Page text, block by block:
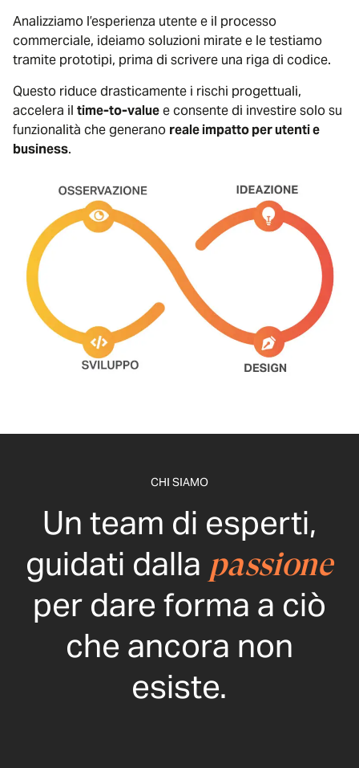
Analizziamo l’esperienza utente e il processo
commerciale, ideiamo soluzioni mirate e le testiamo
tramite prototipi, prima di scrivere una riga di codice.
Questo riduce drasticamente i rischi progettuali,
accelera il time-to-valuee consente di investire solo su
funzionalità che generano reale impatto per utenti e
business.
CHI SIAMO
Un team di esperti,
guidati dalla passione
per dare forma a ciò
che ancora non
esiste.